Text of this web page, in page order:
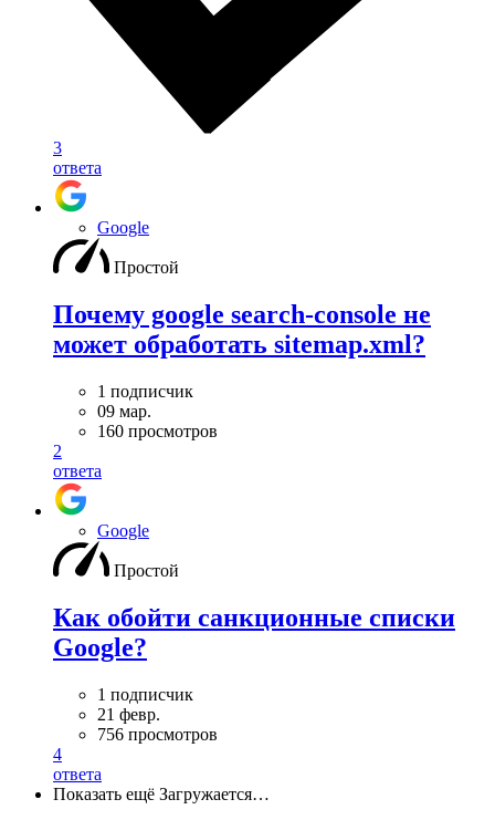
3
ответа
Google
Простой
Почему google search-console не
может обработать sitemap.xml?
1 подписчик
09 мар.
160 просмотров
2
ответа
Google
Простой
Как обойти санкционные списки
Google?
1 подписчик
21 февр.
756 просмотров
4
ответа
Показать ещё Загружается…